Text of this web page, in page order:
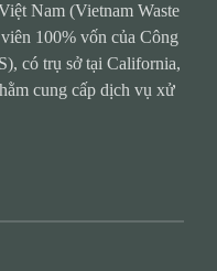
Nam (Vietnam Waste
100% vốn của Công
có trụ sở tại California,
cung cấp dịch vụ xử